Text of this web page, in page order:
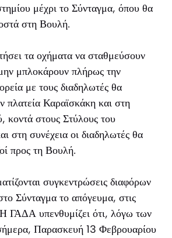
μέχρι το Σύνταγμα, όπου θα
στη Βουλή.
τα οχήματα να σταθμεύσουν
μπλοκάρουν πλήρως την
με τους διαδηλωτές θα
πλατεία Καραϊσκάκη και στη
κοντά στους Στύλους του
στη συνέχεια οι διαδηλωτές θα
προς τη Βουλή.
συγκεντρώσεις διαφόρων
Σύνταγμα το απόγευμα, στις
ΓΑΔΑ υπενθυμίζει ότι, λόγω των
Παρασκευή 13 Φεβρουαρίου